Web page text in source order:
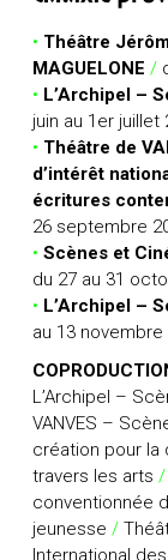
• Théâtre
MAGUELONE /
• L’Archipel –
juin au 1er juillet
• Théâtre de
d’intérêt
écritures
26 septembre
• Scènes et
du 27 au 31
• L’Archipel –
au 13 novembre
L’Archipel –
VANVES –
création pour la
travers les arts/
conventionnée
jeunesse/
International